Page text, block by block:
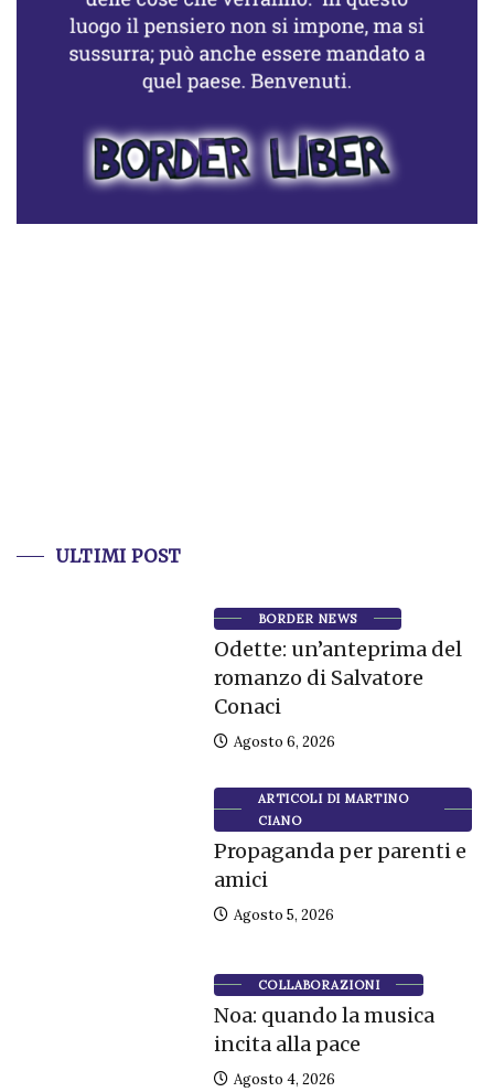
ULTIMI POST
BORDER NEWS
Odette: un’anteprima del
romanzo di Salvatore
Conaci
Agosto 6, 2026
ARTICOLI DI MARTINO
CIANO
Propaganda per parenti e
amici
Agosto 5, 2026
COLLABORAZIONI
Noa: quando la musica
incita alla pace
Agosto 4, 2026